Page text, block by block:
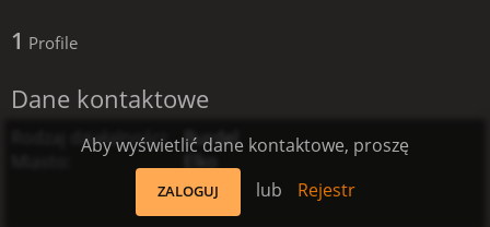
1 Profile
Dane kontaktowe
Rodzaj działalności
Burdel
Aby wyświetlić dane kontaktowe, proszę
ZALOGUJ lub Rejestr